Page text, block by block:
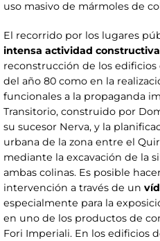
uso masivo de mármoles de
El recorrido por los lugares
intensa actividad constructiva
reconstrucción de los
del año 80 como en la
funcionales a la propaganda
Transitorio, construido por
su sucesor Nerva, y la
urbana de la zona entre el
mediante la excavación de la
ambas colinas. Es posible
intervención a través de un
especialmente para la
en uno de los productos de
Fori Imperiali. En los edificios